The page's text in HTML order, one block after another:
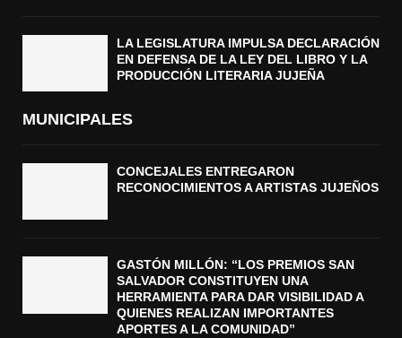
LA LEGISLATURA IMPULSA DECLARACIÓN
EN DEFENSA DE LA LEY DEL LIBRO Y LA
PRODUCCIÓN LITERARIA JUJEÑA
MUNICIPALES
CONCEJALES ENTREGARON
RECONOCIMIENTOS A ARTISTAS JUJEÑOS
GASTÓN MILLÓN: “LOS PREMIOS SAN
SALVADOR CONSTITUYEN UNA
HERRAMIENTA PARA DAR VISIBILIDAD A
QUIENES REALIZAN IMPORTANTES
APORTES A LA COMUNIDAD”